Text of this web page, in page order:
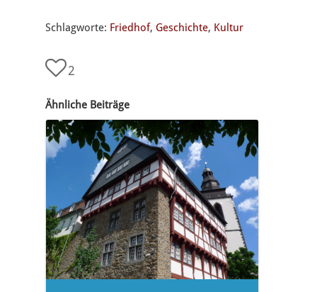
Schlagworte: Friedhof, Geschichte, Kultur
2
Ähnliche Beiträge